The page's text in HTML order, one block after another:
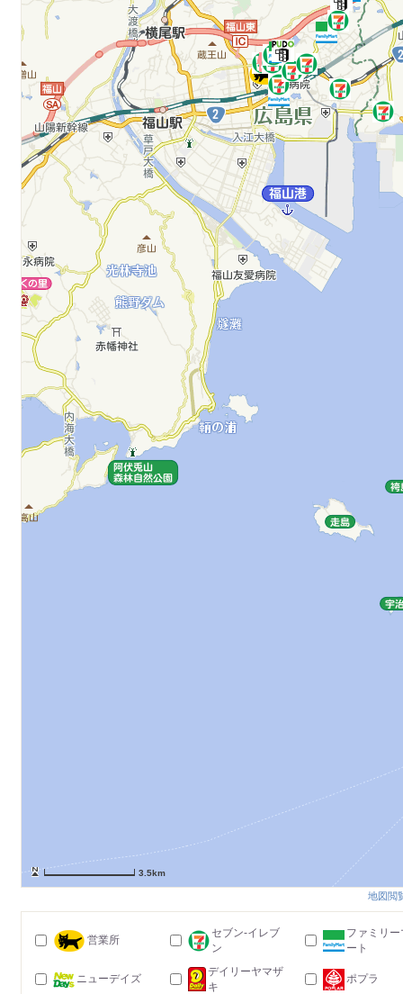
3.5km
地図閲
営業所
セブン-イレブ
ン
ファミリー
ート
ニューデイズ
デイリーヤマザ
キ
ポプラ